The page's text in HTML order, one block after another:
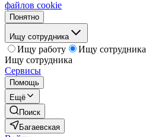
файлов cookie
Понятно
Ищу сотрудника
Ищу работу
Ищу сотрудника
Ищу сотрудника
Сервисы
Помощь
Ещё
Поиск
Багаевская